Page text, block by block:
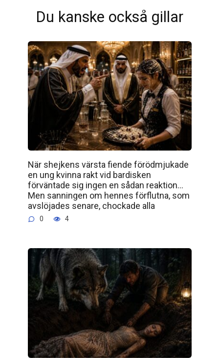
Du kanske också gillar
När shejkens värsta fiende förödmjukade
en ung kvinna rakt vid bardisken
förväntade sig ingen en sådan reaktion…
Men sanningen om hennes förflutna, som
avslöjades senare, chockade alla
0 4